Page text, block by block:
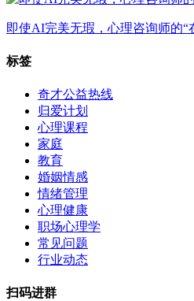
即使AI完美无瑕，心理咨询师的“
标签
奇才公益热线
归爱计划
心理课程
家庭
教育
婚姻情感
情绪管理
心理健康
职场心理学
常见问题
行业动态
扫码进群